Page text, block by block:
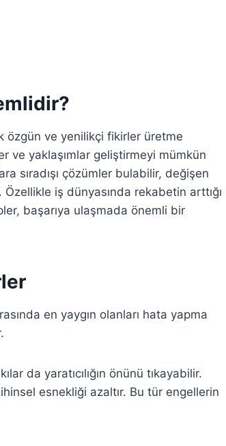
özgün ve yenilikçi fikirler üretme
ve yaklaşımlar geliştirmeyi mümkün
sıradışı çözümler bulabilir, değişen
iş dünyasında rekabetin arttığı
başarıya ulaşmada önemli bir
en yaygın olanları hata yapma
da yaratıcılığın önünü tıkayabilir.
esnekliği azaltır. Bu tür engellerin